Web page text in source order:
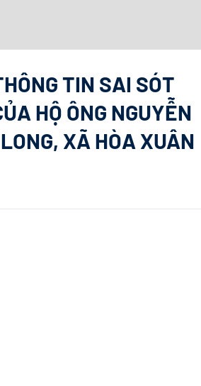
TIN SAI SÓT
HỘ ÔNG NGUYỄN
XÃ HÒA XUÂN